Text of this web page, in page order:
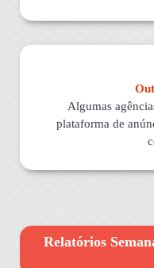
Algumas
plataforma de
Relatórios